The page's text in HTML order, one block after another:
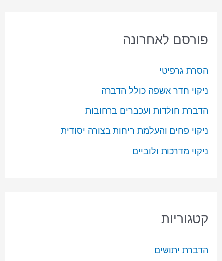
פורסם לאחרונה
הסרת גרפיטי
ניקוי חדר אשפה כולל הדברה
הדברת חולדות ועכברים ברחובות
ניקוי פחים והעלמת ריחות בצורה יסודית
ניקוי מדרכות ולוביים
קטגוריות
הדברת יתושים